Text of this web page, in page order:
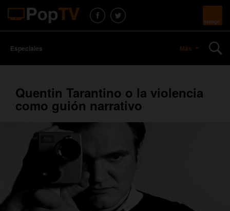
Especiales Más
Quentin Tarantino o la violencia
como guión narrativo